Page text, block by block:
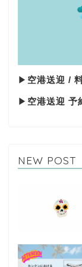
▶ 空港送迎 /
▶ 空港送迎 予
NEW POST